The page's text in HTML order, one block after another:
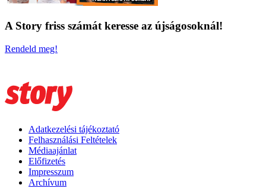
A Story friss számát keresse az újságosoknál!
Rendeld meg!
Adatkezelési tájékoztató
Felhasználási Feltételek
Médiaajánlat
Előfizetés
Impresszum
Archívum